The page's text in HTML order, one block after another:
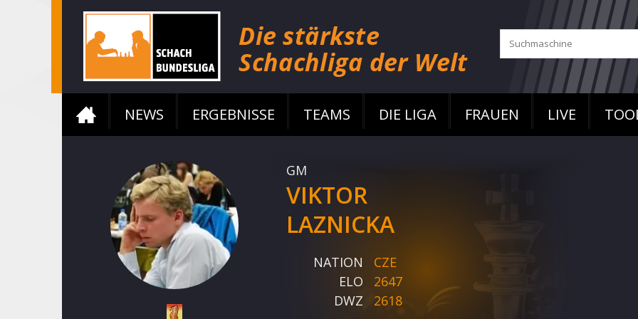
NEWS ERGEBNISSE TEAMS DIE LIGA FRAUEN LIVE
GM
VIKTOR
LAZNICKA
NATION
CZE
ELO
2647
DWZ
2618